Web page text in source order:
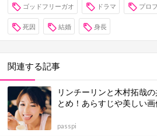
ゴッドフリーガオ ドラマ プロ
死因 結婚 身長
関連する記事
リンチーリンと木村拓哉
とめ！あらすじや美しい
passpi